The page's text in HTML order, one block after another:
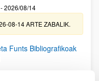
2026/08/14
08-14 ARTE ZABALIK.
Funts Bibliografikoak